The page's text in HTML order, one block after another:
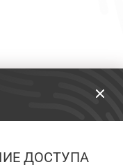
ДОСТУПА